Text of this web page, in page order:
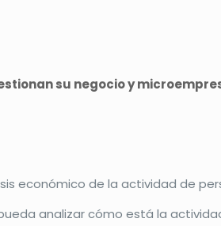
su negocio y
económico de la actividad de
analizar cómo está la